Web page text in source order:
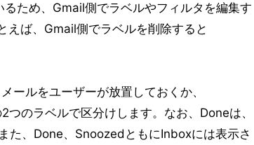
ため、Gmail側でラベルやフィルタを編集す
えば、Gmail側でラベルを削除すると
ールをユーザーが放置しておくか、
のラベルで区分けします。なお、Doneは、
た、Done、SnoozedともにInboxには表示さ